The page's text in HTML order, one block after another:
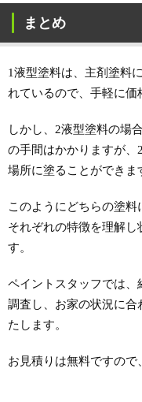
まとめ
1液型塗料は、主剤塗料
れているので、手軽に価
しかし、2液型塗料の場
の手間はかかりますが、
場所に塗ることができま
このようにどちらの塗料
それぞれの特徴を理解
す。
ペイントスタッフでは、
調査し、お家の状況に合
たします。
お見積りは無料ですので